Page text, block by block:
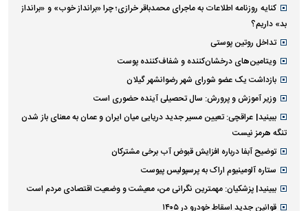
کنایه روزنامه اطلاعات به ماجرای محمدباقر خرازی؛ چرا «برانداز خوب» و «برانداز
بد» داریم؟
تداخل روتین پوستی
ویتامین‌های درخشان‌کننده و شفاف‌کننده پوست
بازداشت یک عضو شورای شهر رضوانشهر گیلان
وزیر آموزش و پرورش: سال تحصیلی آینده حضوری است
ببینید| عراقچی: تعیین مسیر جدید دریایی میان ایران و عمان به معنای باز شدن
تنگه هرمز نیست
توضیح آبفا درباره افزایش قبوض آب برخی مشترکان
ستاره آلومینیوم اراک به پرسپولیس پیوست
ببینید| پزشکیان: مهمترین نگرانی من، معیشت و وضعیت اقتصادی مردم است
قوانین جدید اسقاط خودرو در ۱۴۰۵